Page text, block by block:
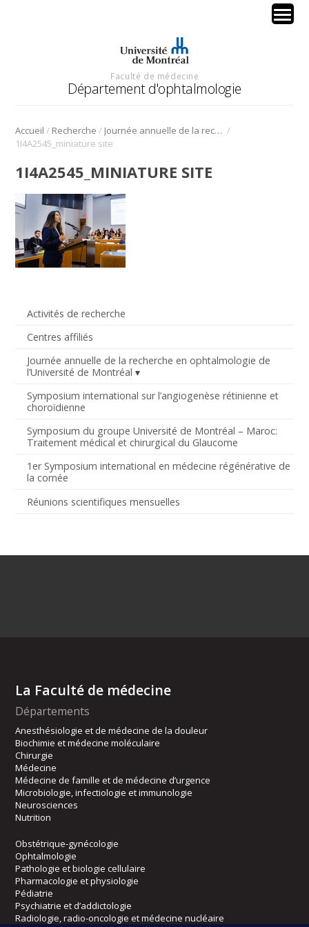
Faculté de médecine
Département d'ophtalmologie
Accueil / Recherche / Journée annuelle de la recherche en ophtalmologie de l’Université de Montréal /
1I4A2545_miniature site
Activités de recherche
Centres affiliés
Journée annuelle de la recherche en ophtalmologie de
l’Université de Montréal
Symposium international sur l’angiogenèse rétinienne et
choroïdienne
Symposium du groupe Université de Montréal – Maroc:
Traitement médical et chirurgical du Glaucome
1er Symposium international en médecine régénérative de
la cornée
Réunions scientifiques mensuelles
1I4A2545_MINIATURE SITE
La Faculté de médecine
Départements
Anesthésiologie et de médecine de la douleur
Biochimie et médecine moléculaire
Chirurgie
Médecine
Médecine de famille et de médecine d’urgence
Microbiologie, infectiologie et immunologie
Neurosciences
Nutrition
Obstétrique-gynécologie
Ophtalmologie
Pathologie et biologie cellulaire
Pharmacologie et physiologie
Pédiatrie
Psychiatrie et d’addictologie
Radiologie, radio-oncologie et médecine nucléaire